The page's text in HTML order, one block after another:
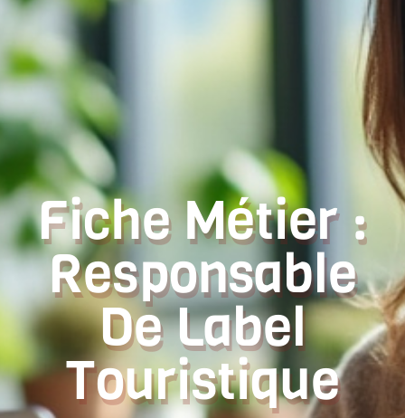
Fiche Métier :
Responsable
De Label
Touristique